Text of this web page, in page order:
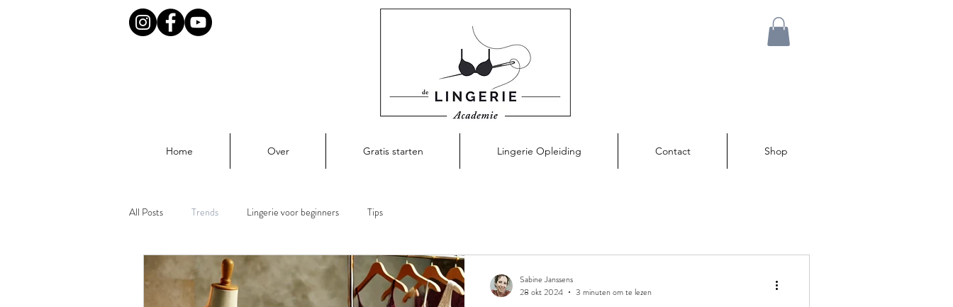
Home Over Gratis starten Lingerie Opleiding Contact Shop
All Posts Trends Lingerie voor beginners Tips
Sabine Janssens
28 okt 2024
3 minuten om te lezen